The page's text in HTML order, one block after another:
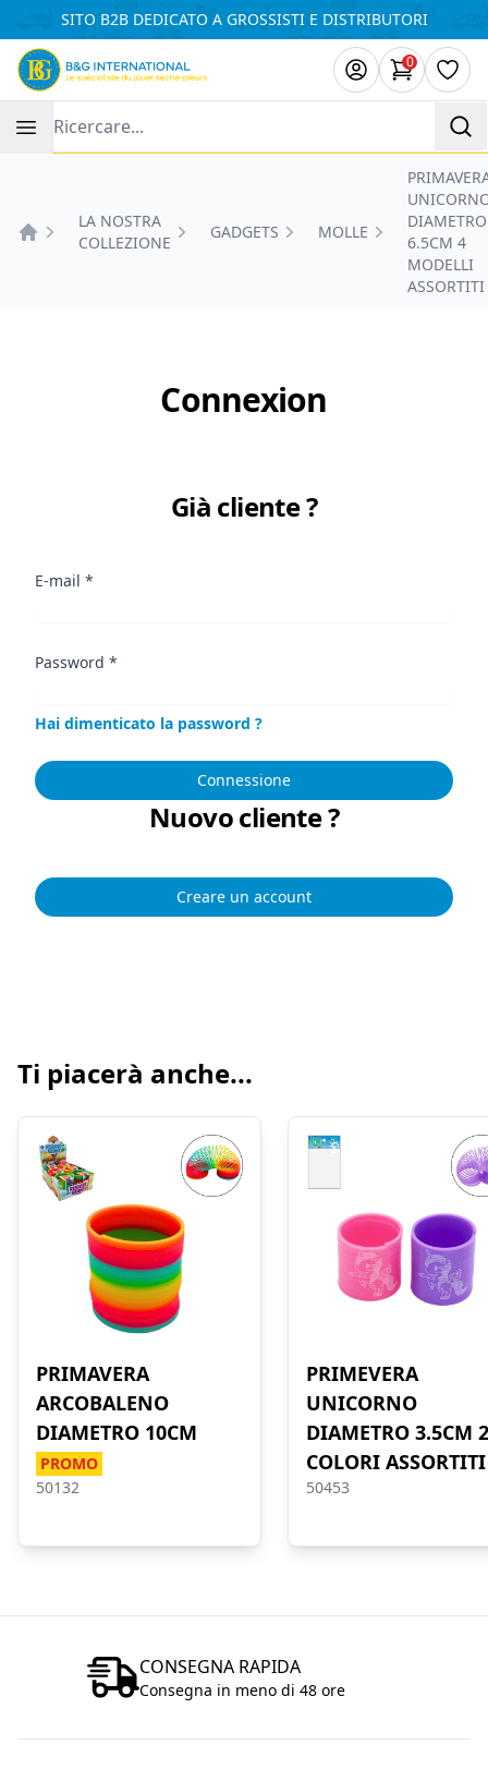
SITO B2B DEDICATO A GROSSISTI E DISTRIBUTORI
0
Articoli
LA NOSTRA
COLLEZIONE
GADGETS MOLLE
DIAMETRO
6.5CM 4
MODELLI
ASSORTITI
Connexion
Già cliente ?
E-mail *
Password *
Hai dimenticato la password ?
Connessione
Nuovo cliente ?
Creare un account
Ti piacerà anche...
PRIMAVERA
ARCOBALENO
DIAMETRO 10CM
PROMO
50132
PRIMEVERA
UNICORNO
DIAMETRO 3.5CM 2
COLORI ASSORTITI
50453
CONSEGNA RAPIDA
Consegna in meno di 48 ore
Pannello di gestione dei cookies